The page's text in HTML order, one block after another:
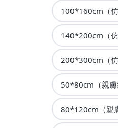
100*160cm（仿
140*200cm（仿
200*300cm（仿
50*80cm（親膚
80*120cm（親